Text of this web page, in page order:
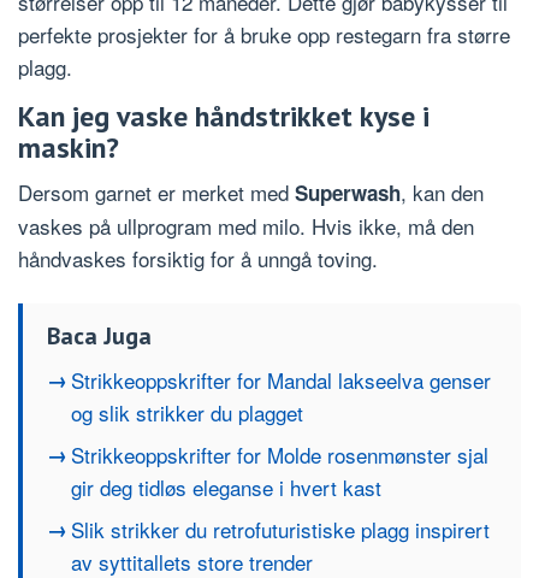
perfekte prosjekter for å bruke opp restegarn fra større
plagg.
Kan jeg vaske håndstrikket kyse i
maskin?
Dersom garnet er merket med Superwash, kan den
vaskes på ullprogram med milo. Hvis ikke, må den
håndvaskes forsiktig for å unngå toving.
Baca Juga
Strikkeoppskrifter for Mandal lakseelva genser
og slik strikker du plagget
Strikkeoppskrifter for Molde rosenmønster sjal
gir deg tidløs eleganse i hvert kast
Slik strikker du retrofuturistiske plagg inspirert
av syttitallets store trender